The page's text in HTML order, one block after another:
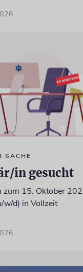
SACHE
in gesucht
zum 15. Oktober
w/d) in Vollzeit